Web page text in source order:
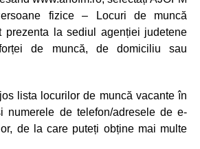
fizice – Locuri de muncă
prezenta la sediul agenției judetene
de muncă, de domiciliu sau
lista locurilor de muncă vacante în
numerele de telefon/adresele de e-
de la care puteți obține mai multe